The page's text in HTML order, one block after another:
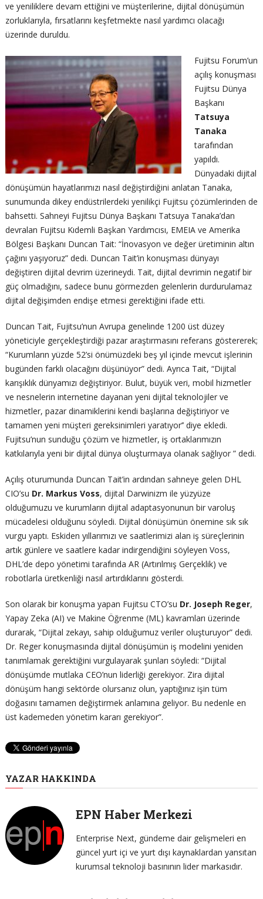
ve yeniliklere devam ettiğini ve müşterilerine, dijital dönüşümün
zorluklarıyla, fırsatlarını keşfetmekte nasıl yardımcı olacağı
üzerinde duruldu.
Fujitsu Forum’un
açılış konuşması
Fujitsu Dünya
Başkanı
Tatsuya
Tanaka
tarafından
yapıldı.
Dünyadaki dijital
dönüşümün hayatlarımızı nasıl değiştirdiğini anlatan Tanaka,
sunumunda dikey endüstrilerdeki yenilikçi Fujitsu çözümlerinden de
bahsetti. Sahneyi Fujitsu Dünya Başkanı Tatsuya Tanaka’dan
devralan Fujitsu Kıdemli Başkan Yardımcısı, EMEIA ve Amerika
Bölgesi Başkanı Duncan Tait: “İnovasyon ve değer üretiminin altın
çağını yaşıyoruz” dedi. Duncan Tait’in konuşması dünyayı
değiştiren dijital devrim üzerineydi. Tait, dijital devrimin negatif bir
güç olmadığını, sadece bunu görmezden gelenlerin durdurulamaz
dijital değişimden endişe etmesi gerektiğini ifade etti.
Duncan Tait, Fujitsu’nun Avrupa genelinde 1200 üst düzey
yöneticiyle gerçekleştirdiği pazar araştırmasını referans göstererek;
“Kurumların yüzde 52’si önümüzdeki beş yıl içinde mevcut işlerinin
bugünden farklı olacağını düşünüyor” dedi. Ayrıca Tait, “Dijital
karışıklık dünyamızı değiştiriyor. Bulut, büyük veri, mobil hizmetler
ve nesnelerin internetine dayanan yeni dijital teknolojiler ve
hizmetler, pazar dinamiklerini kendi başlarına değiştiriyor ve
tamamen yeni müşteri gereksinimleri yaratıyor’’ diye ekledi.
Fujitsu’nun sunduğu çözüm ve hizmetler, iş ortaklarımızın
katkılarıyla yeni bir dijital dünya oluşturmaya olanak sağlıyor ” dedi.
Açılış oturumunda Duncan Tait’in ardından sahneye gelen DHL
CIO’su Dr. Markus Voss, dijital Darwinizm ile yüzyüze
olduğumuzu ve kurumların dijital adaptasyonunun bir varoluş
mücadelesi olduğunu söyledi. Dijital dönüşümün önemine sık sık
vurgu yaptı. Eskiden yıllarımızı ve saatlerimizi alan iş süreçlerinin
artık günlere ve saatlere kadar indirgendiğini söyleyen Voss,
DHL’de depo yönetimi tarafında AR (Artırılmış Gerçeklik) ve
robotlarla üretkenliği nasıl artırdıklarını gösterdi.
Son olarak bir konuşma yapan Fujitsu CTO’su Dr. Joseph Reger,
Yapay Zeka (AI) ve Makine Öğrenme (ML) kavramları üzerinde
durarak, “Dijital zekayı, sahip olduğumuz veriler oluşturuyor” dedi.
Dr. Reger konuşmasında dijital dönüşümün iş modelini yeniden
tanımlamak gerektiğini vurgulayarak şunları söyledi: “Dijital
dönüşümde mutlaka CEO’nun liderliği gerekiyor. Zira dijital
dönüşüm hangi sektörde olursanız olun, yaptığınız işin tüm
doğasını tamamen değiştirmek anlamına geliyor. Bu nedenle en
üst kademeden yönetim kararı gerekiyor”.
YAZAR HAKKINDA
EPN Haber Merkezi
Enterprise Next, gündeme dair gelişmeleri en
güncel yurt içi ve yurt dışı kaynaklardan yansıtan
kurumsal teknoloji basınının lider markasıdır.